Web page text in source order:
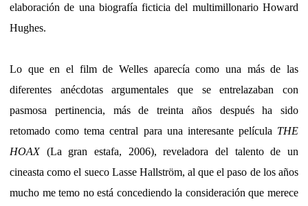
elaboración de una biografía ficticia del multimillonario Howard
Hughes.
Lo que en el film de Welles aparecía como una más de las
diferentes anécdotas argumentales que se entrelazaban con
pasmosa pertinencia, más de treinta años después ha sido
retomado como tema central para una interesante película THE
HOAX(La gran estafa, 2006), reveladora del talento de un
cineasta como el sueco Lasse Hallström, al que el paso de los años
mucho me temo no está concediendo la consideración que merece